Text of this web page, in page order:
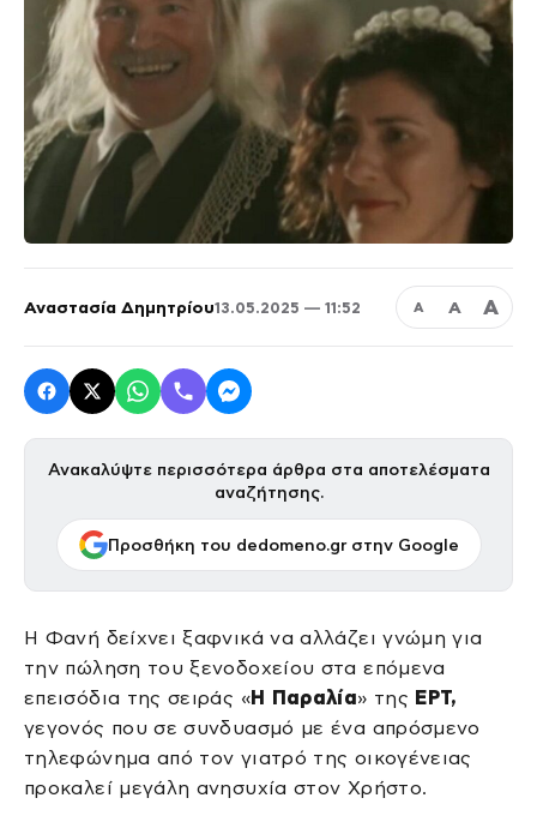
Αναστασία Δημητρίου13.05.2025 — 11:52 Α Α Α
Ανακαλύψτε περισσότερα άρθρα στα αποτελέσματα
αναζήτησης.
Προσθήκη του dedomeno.gr στην Google
Η Φανή δείχνει ξαφνικά να αλλάζει γνώμη για
την πώληση του ξενοδοχείου στα επόμενα
επεισόδια της σειράς «Η Παραλία» της ΕΡΤ,
γεγονός που σε συνδυασμό με ένα απρόσμενο
τηλεφώνημα από τον γιατρό της οικογένειας
προκαλεί μεγάλη ανησυχία στον Χρήστο.